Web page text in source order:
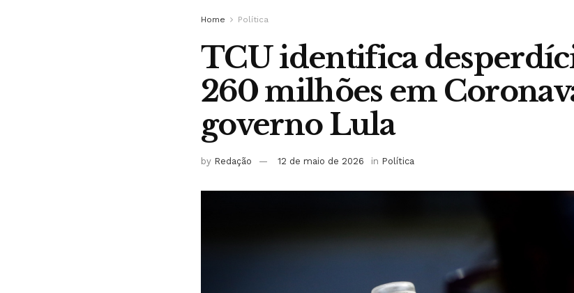
Home Política
TCU identifica
260 milhões em
governo Lula
by Redação 12 de maio de 2026 in Política